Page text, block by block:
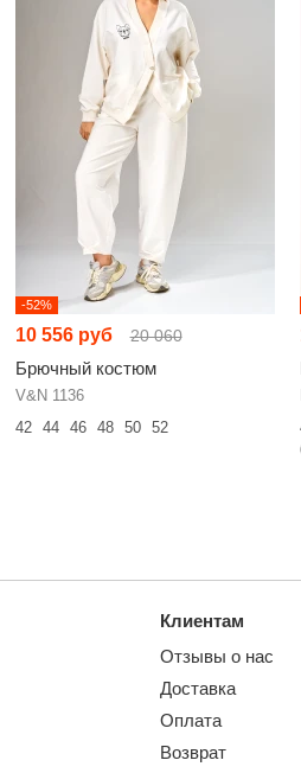
-52%
10 556 руб 20 060
Брючный костюм
V&N 1136
42
44 46 48 50 52
Клиентам
Отзывы о нас
Доставка
Оплата
Возврат